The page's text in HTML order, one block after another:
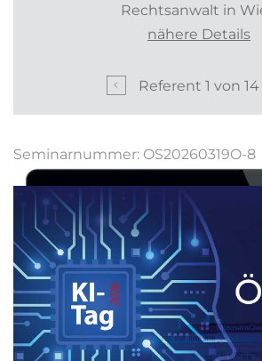
Rechtsanwalt in
nähere Details
Referent 1 von 14
Seminarnummer: OS20260319O-8